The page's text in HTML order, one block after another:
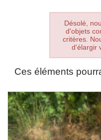
Désolé,
d'objets
critères.
d'élargir
Ces éléments